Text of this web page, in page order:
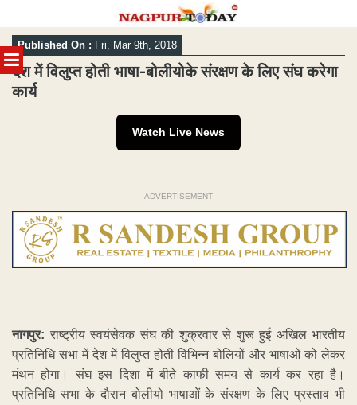
MENU
Skip
to
content
Published On : Fri, Mar 9th, 2018
देश में विलुप्त होती भाषा-बोलीयोके संरक्षण के लिए संघ करेगा
कार्य
Watch Live News
ADVERTISEMENT
नागपुर: राष्ट्रीय स्वयंसेवक संघ की शुक्रवार से शुरू हुई अखिल भारतीय
प्रतिनिधि सभा में देश में विलुप्त होती विभिन्न बोलियों और भाषाओं को लेकर
मंथन होगा। संघ इस दिशा में बीते काफी समय से कार्य कर रहा है।
प्रतिनिधि सभा के दौरान बोलीयो भाषाओं के संरक्षण के लिए प्रस्ताव भी